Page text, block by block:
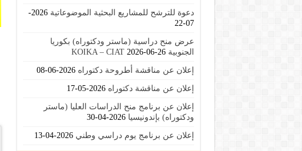
دعوة للترشح للمشاريع البحثية الموضوعاتية
2026-
07-22
عرض منح دراسية (ماستر ودكتوراه) بكوريا
الجنوبية KOIKA – CIAT2026-06-26
إعلان عن مناقشة أطروحة دكتوراه 2026-06-08
إعلان عن مناقشة دكتوراه 2026-05-17
إعلان عن برنامج منح الدراسات العليا (ماستر
ودكتوراه) بإندونيسيا 2026-04-30
إعلان عن برنامج يوم دراسي وطني 2026-04-13